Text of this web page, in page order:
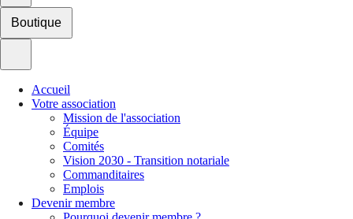
Boutique
Accueil
Votre association
Mission de l'association
Équipe
Comités
Vision 2030 - Transition notariale
Commanditaires
Emplois
Devenir membre